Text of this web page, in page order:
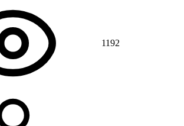
1192